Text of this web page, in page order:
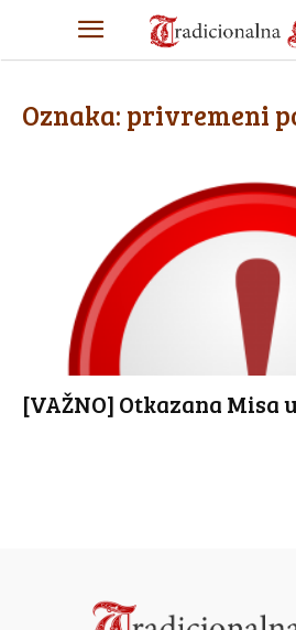
Oznaka: privremeni
[VAŽNO] Otkazana Misa